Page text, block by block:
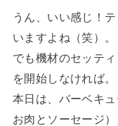
うん、いい感じ！
いますよね（笑）。
でも機材のセッテ
を開始しなければ。
本日は、バーベキ
お肉とソーセージ